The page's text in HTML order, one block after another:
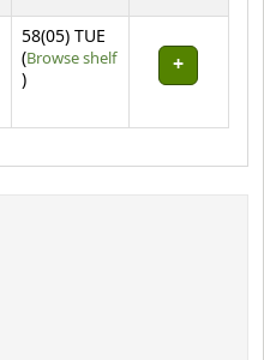
58(05) TUE
(Browse shelf
(Opens below)
)